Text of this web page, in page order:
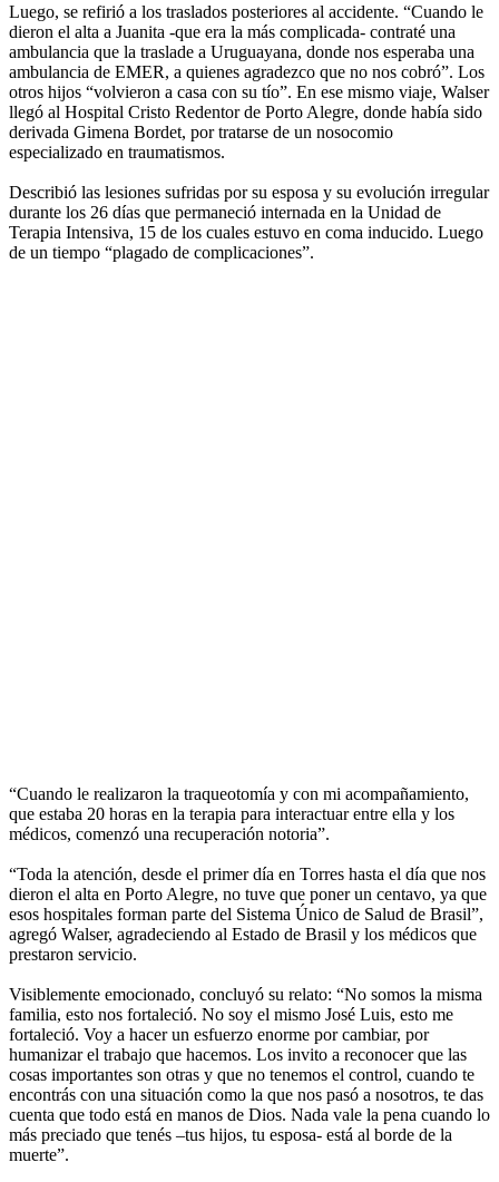
Luego, se refirió a los traslados posteriores al accidente. “Cuando le
dieron el alta a Juanita -que era la más complicada- contraté una
ambulancia que la traslade a Uruguayana, donde nos esperaba una
ambulancia de EMER, a quienes agradezco que no nos cobró”. Los
otros hijos “volvieron a casa con su tío”. En ese mismo viaje, Walser
llegó al Hospital Cristo Redentor de Porto Alegre, donde había sido
derivada Gimena Bordet, por tratarse de un nosocomio
especializado en traumatismos.
Describió las lesiones sufridas por su esposa y su evolución irregular
durante los 26 días que permaneció internada en la Unidad de
Terapia Intensiva, 15 de los cuales estuvo en coma inducido. Luego
de un tiempo “plagado de complicaciones”.
“Cuando le realizaron la traqueotomía y con mi acompañamiento,
que estaba 20 horas en la terapia para interactuar entre ella y los
médicos, comenzó una recuperación notoria”.
“Toda la atención, desde el primer día en Torres hasta el día que nos
dieron el alta en Porto Alegre, no tuve que poner un centavo, ya que
esos hospitales forman parte del Sistema Único de Salud de Brasil”,
agregó Walser, agradeciendo al Estado de Brasil y los médicos que
prestaron servicio.
Visiblemente emocionado, concluyó su relato: “No somos la misma
familia, esto nos fortaleció. No soy el mismo José Luis, esto me
fortaleció. Voy a hacer un esfuerzo enorme por cambiar, por
humanizar el trabajo que hacemos. Los invito a reconocer que las
cosas importantes son otras y que no tenemos el control, cuando te
encontrás con una situación como la que nos pasó a nosotros, te das
cuenta que todo está en manos de Dios. Nada vale la pena cuando lo
más preciado que tenés –tus hijos, tu esposa- está al borde de la
muerte”.